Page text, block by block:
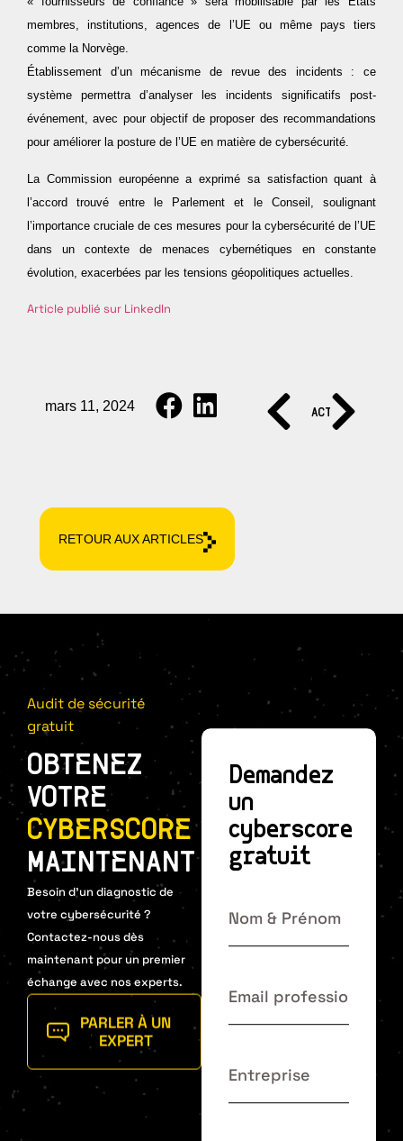
membres, institutions, agences de l’UE ou même pays tiers
comme la Norvège.
Établissement d’un mécanisme de revue des incidents : ce
système permettra d’analyser les incidents significatifs post-
événement, avec pour objectif de proposer des recommandations
pour améliorer la posture de l’UE en matière de cybersécurité.
La Commission européenne a exprimé sa satisfaction quant à
l’accord trouvé entre le Parlement et le Conseil, soulignant
l’importance cruciale de ces mesures pour la cybersécurité de l’UE
dans un contexte de menaces cybernétiques en constante
évolution, exacerbées par les tensions géopolitiques actuelles.
Article publié sur LinkedIn
mars 11, 2024 ACTUALITÉ
RETOUR AUX ARTICLES
Audit de sécurité
gratuit
OBTENEZ
VOTRE
CYBERSCORE
MAINTENANT
Besoin d’un diagnostic de
votre cybersécurité ?
Contactez-nous dès
maintenant pour un premier
échange avec nos experts.
PARLER À UN
EXPERT
Demandez
un
cyberscore
gratuit